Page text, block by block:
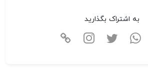
به اشتراک بگذارید